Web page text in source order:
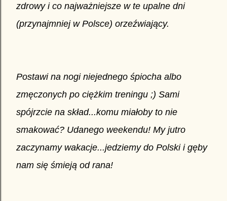
zdrowy i co najważniejsze w te upalne dni
(przynajmniej w Polsce) orzeźwiający.
Postawi na nogi niejednego śpiocha albo
zmęczonych po ciężkim treningu ;) Sami
spójrzcie na skład...komu miałoby to nie
smakować? Udanego weekendu! My jutro
zaczynamy wakacje...jedziemy do Polski i gęby
nam się śmieją od rana!